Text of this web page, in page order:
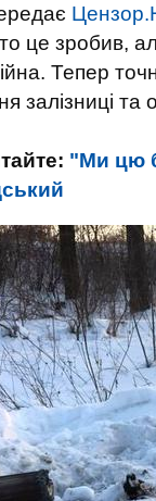
це зробив,
Тепер
залізниці та
"Ми цю